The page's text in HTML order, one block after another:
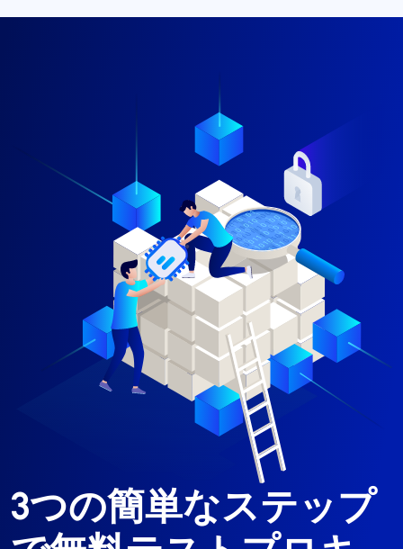
3つの簡単なステップ